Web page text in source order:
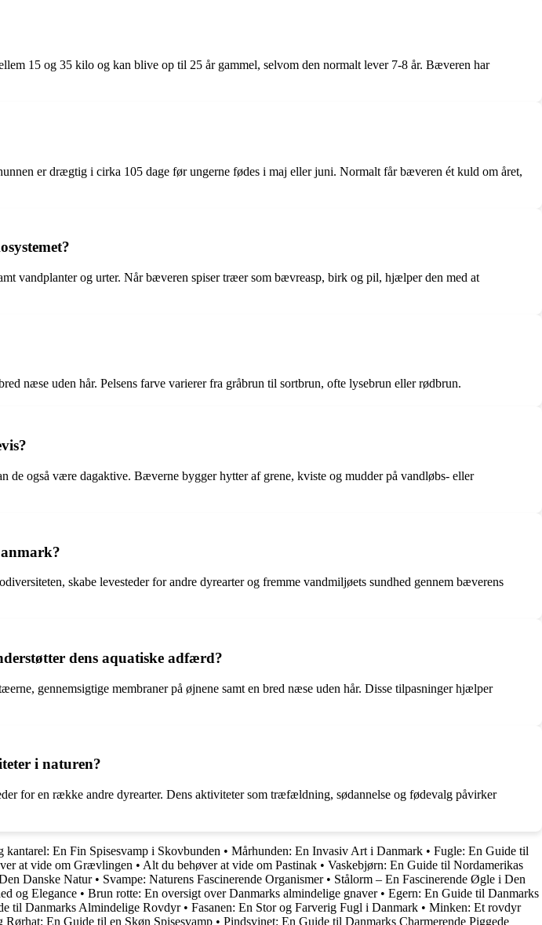
15 og 35 kilo og kan blive op til 25 år gammel, selvom den normalt lever 7-8 år. Bæveren har
er drægtig i cirka 105 dage før ungerne fødes i maj eller juni. Normalt får bæveren ét kuld om året,
vandplanter og urter. Når bæveren spiser træer som bævreasp, birk og pil, hjælper den med at
næse uden hår. Pelsens farve varierer fra gråbrun til sortbrun, ofte lysebrun eller rødbrun.
også være dagaktive. Bæverne bygger hytter af grene, kviste og mudder på vandløbs- eller
skabe levesteder for andre dyrearter og fremme vandmiljøets sundhed gennem bæverens
dens aquatiske adfærd?
gennemsigtige membraner på øjnene samt en bred næse uden hår. Disse tilpasninger hjælper
i naturen?
for en række andre dyrearter. Dens aktiviteter som træfældning, sødannelse og fødevalg påvirker
kantarel: En Fin Spisesvamp i Skovbunden • Mårhunden: En Invasiv Art i Danmark • Fugle: En Guide til
at vide om Grævlingen • Alt du behøver at vide om Pastinak • Vaskebjørn: En Guide til Nordamerikas
Danske Natur• Svampe: Naturens Fascinerende Organismer• Stålorm – En Fascinerende Øgle i Den
og Elegance • Brun rotte: En oversigt over Danmarks almindelige gnaver• Egern: En Guide til Danmarks
til Danmarks Almindelige Rovdyr• Fasanen: En Stor og Farverig Fugl i Danmark • Minken: Et rovdyr
Rørhat: En Guide til en Skøn Spisesvamp • Pindsvinet: En Guide til Danmarks Charmerende Piggede